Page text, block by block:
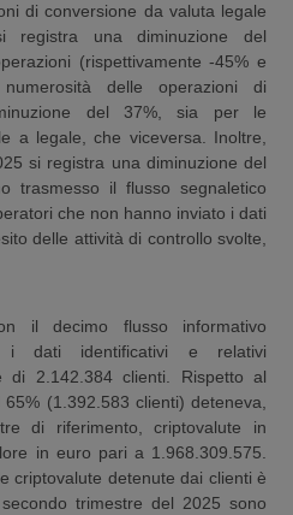
di conversione da valuta legale
una diminuzione del
(rispettivamente -45% e
delle operazioni di
del 37%, sia per le
a legale, che viceversa. Inoltre,
si registra una diminuzione del
trasmesso il flusso segnaletico
che non hanno inviato i dati
delle attività di controllo svolte,
il decimo flusso informativo
i dati identificativi e relativi
di 2.142.384 clienti. Rispetto al
(1.392.583 clienti) deteneva,
di riferimento, criptovalute in
in euro pari a 1.968.309.575.
criptovalute detenute dai clienti è
trimestre del 2025 sono